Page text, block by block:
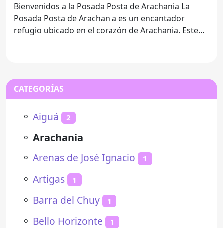
Bienvenidos a la Posada Posta de Arachania La
Posada Posta de Arachania es un encantador
refugio ubicado en el corazón de Arachania. Este
CATEGORÍAS
⚬ Aiguá 2
⚬ Arachania
⚬ Arenas de José Ignacio 1
⚬ Artigas 1
⚬ Barra del Chuy 1
⚬ Bello Horizonte 1